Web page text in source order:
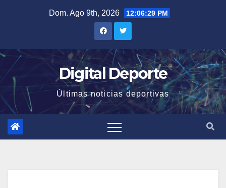
Dom. Ago 9th, 2026 12:06:30 PM
Digital Deporte
Últimas noticias deportivas